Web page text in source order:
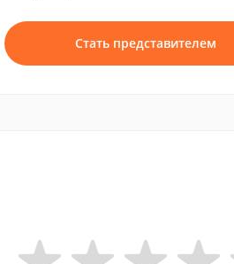
Стать представителем